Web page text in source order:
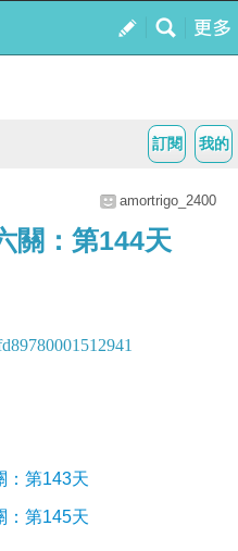
我的
訂閱
amortrigo_2400
關：第144天
：第143天
：第145天